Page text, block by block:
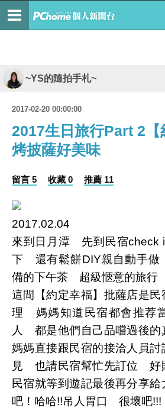
~YS的隨拍手札~
2017-02-20 00:00:00
2017生日旅行Part 2【
烤披薩好美味
留言 5 收藏 0 推薦 11
2017.02.04
來到日月潭 先到民宿check
下 還有鬆餅DIY親自動手
備的下午茶 超級愜意的旅行
這間【約定幸福】批薩店是
理 媽媽知道民宿都會推荐
人 都是他們自己品嚐過後
媽媽直接跟民宿的接洽人員
見 也請民宿幫忙先訂位 好
民宿就等到遊記最後再分享
吧！哈哈!!吊人胃口 很壞吧!!!